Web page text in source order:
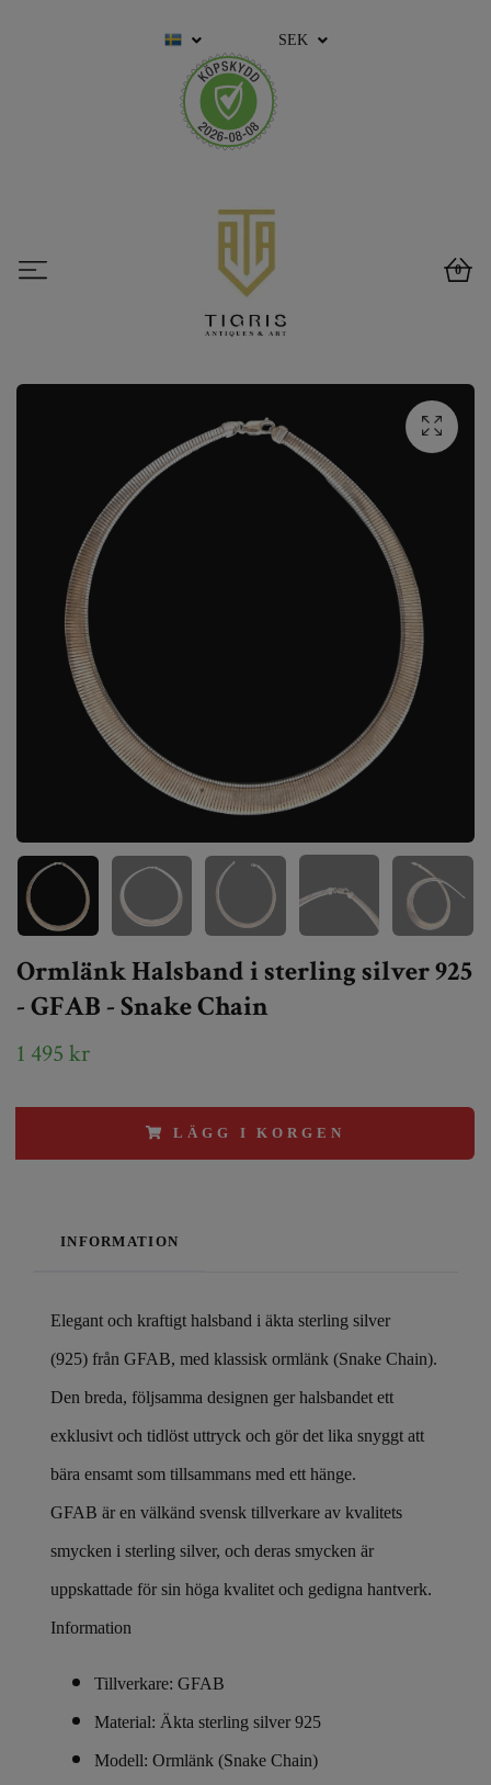
SEK
0
Ormlänk Halsband i sterling silver 925
- GFAB - Snake Chain
1 495 kr
LÄGG I KORGEN
INFORMATION
Elegant och kraftigt halsband i äkta sterling silver
(925) från GFAB, med klassisk ormlänk (Snake Chain).
Den breda, följsamma designen ger halsbandet ett
exklusivt och tidlöst uttryck och gör det lika snyggt att
bära ensamt som tillsammans med ett hänge.
GFAB är en välkänd svensk tillverkare av kvalitets
smycken i sterling silver, och deras smycken är
uppskattade för sin höga kvalitet och gedigna hantverk.
Information
Tillverkare: GFAB
Material: Äkta sterling silver 925
Modell: Ormlänk (Snake Chain)